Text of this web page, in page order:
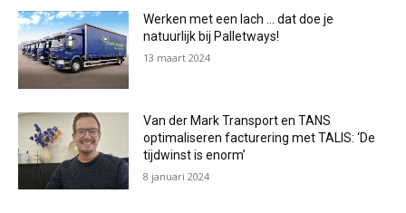
Werken met een lach … dat doe je
natuurlijk bij Palletways!
13 maart 2024
Van der Mark Transport en TANS
optimaliseren facturering met TALIS: ‘De
tijdwinst is enorm’
8 januari 2024